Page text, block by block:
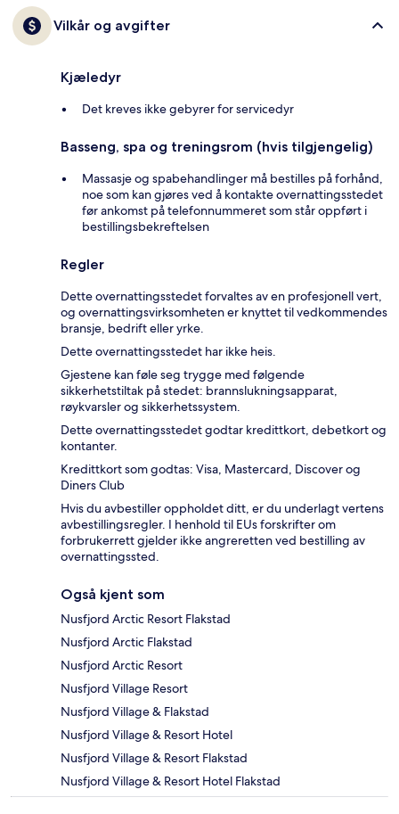
Vilkår og avgifter
Kjæledyr
Det kreves ikke gebyrer for servicedyr
Basseng, spa og treningsrom (hvis tilgjengelig)
Massasje og spabehandlinger må bestilles på forhånd,
noe som kan gjøres ved å kontakte overnattingsstedet
før ankomst på telefonnummeret som står oppført i
bestillingsbekreftelsen
Regler
Dette overnattingsstedet forvaltes av en profesjonell vert,
og overnattingsvirksomheten er knyttet til vedkommendes
bransje, bedrift eller yrke.
Dette overnattingsstedet har ikke heis.
Gjestene kan føle seg trygge med følgende
sikkerhetstiltak på stedet: brannslukningsapparat,
røykvarsler og sikkerhetssystem.
Dette overnattingsstedet godtar kredittkort, debetkort og
kontanter.
Kredittkort som godtas: Visa, Mastercard, Discover og
Diners Club
Hvis du avbestiller oppholdet ditt, er du underlagt vertens
avbestillingsregler. I henhold til EUs forskrifter om
forbrukerrett gjelder ikke angreretten ved bestilling av
overnattingssted.
Også kjent som
Nusfjord Arctic Resort Flakstad
Nusfjord Arctic Flakstad
Nusfjord Arctic Resort
Nusfjord Village Resort
Nusfjord Village & Flakstad
Nusfjord Village & Resort Hotel
Nusfjord Village & Resort Flakstad
Nusfjord Village & Resort Hotel Flakstad